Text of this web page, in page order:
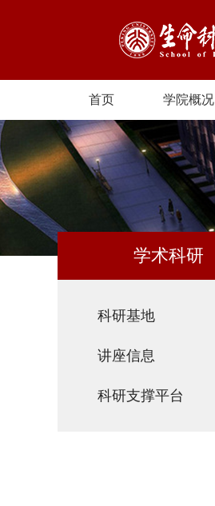
首页 学院概况
学术科研
科研基地
讲座信息
科研支撑平台